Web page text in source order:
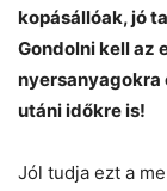
kopásállóak, jó
Gondolni kell az
nyersanyagokra
utáni időkre is!
Jól tudja ezt a